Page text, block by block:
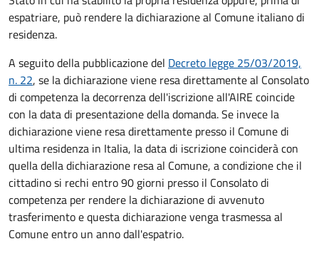
espatriare, può rendere la dichiarazione al Comune italiano di
residenza.
A seguito della pubblicazione del Decreto legge 25/03/2019,
n. 22, se la dichiarazione viene resa direttamente al Consolato
di competenza la decorrenza dell'iscrizione all'AIRE coincide
con la data di presentazione della domanda. Se invece la
dichiarazione viene resa direttamente presso il Comune di
ultima residenza in Italia, la data di iscrizione coinciderà con
quella della dichiarazione resa al Comune, a condizione che il
cittadino si rechi entro 90 giorni presso il Consolato di
competenza per rendere la dichiarazione di avvenuto
trasferimento e questa dichiarazione venga trasmessa al
Comune entro un anno dall'espatrio.